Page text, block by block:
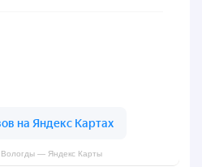
Вологды — Яндекс Карты